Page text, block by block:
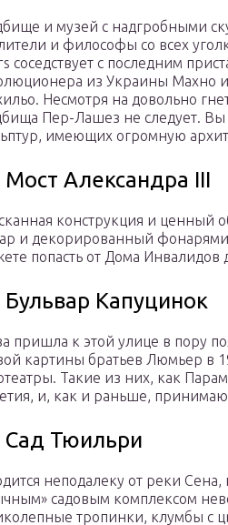
и музей с надгробными
и философы со всех
соседствует с последним
из Украины Махно
Несмотря на довольно
Пер-Лашез не следует.
имеющих огромную
Мост Александра III
конструкция и ценный
и декорированный
попасть от Дома Инвалидов
Бульвар Капуцинок
пришла к этой улице в пору
картины братьев Люмьер в
Такие из них, как
и, как и раньше,
Сад Тюильри
неподалеку от реки
садовым комплексом
тропинки, клумбы с